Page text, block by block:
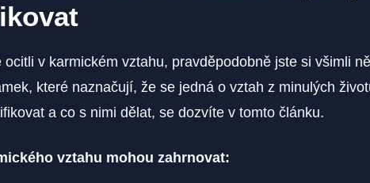
ocitli v karmickém vztahu, pravděpodobně jste si všimli
které naznačují, že se jedná o vztah z minulých
a co​ s nimi dělat, se dozvíte v tomto článku.
vztahu mohou⁤ zahrnovat: